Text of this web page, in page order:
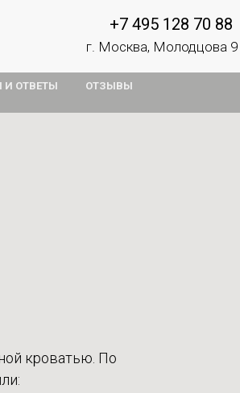
+7 495 128 70 88
г. Москва, Молодцова 9
И ОТВЕТЫ
ОТЗЫВЫ
кроватью. По